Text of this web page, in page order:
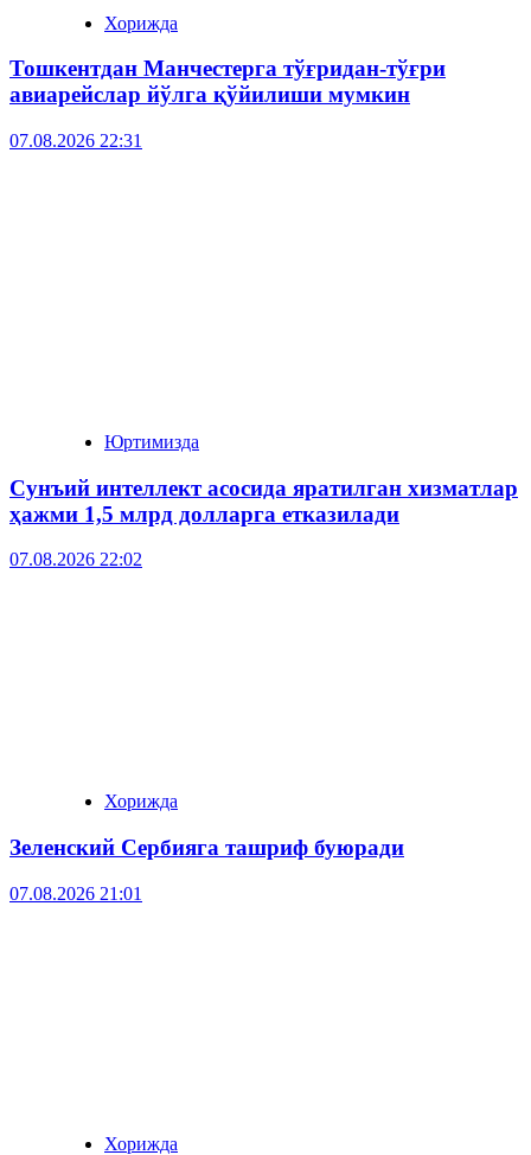
Хорижда
Тошкентдан Манчестерга тўғридан-тўғри
авиарейслар йўлга қўйилиши мумкин
07.08.2026 22:31
Юртимизда
Сунъий интеллект асосида яратилган хизматлар
ҳажми 1,5 млрд долларга етказилади
07.08.2026 22:02
Хорижда
Зеленский Сербияга ташриф буюради
07.08.2026 21:01
Хорижда